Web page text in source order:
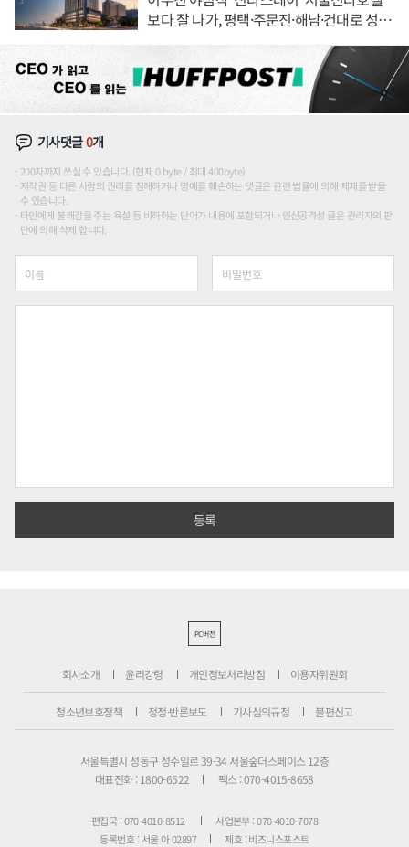
보다 잘 나가, 평택·주문진·해남·건대로 성
기사댓글0개
200자까지 쓰실 수 있습니다. (현재 0 byte / 최대 400byte)
저작권 등 다른 사람의 권리를 침해하거나 명예를 훼손하는 댓글은 관련 법률에 의해 제재를 받을
수 있습니다.
타인에게 불쾌감을 주는 욕설 등 비하하는 단어가 내용에 포함되거나 인신공격성 글은 관리자의 판
단에 의해 삭제 합니다.
PC버전
회사소개 윤리강령 개인정보처리방침 이용자위원회
청소년보호정책 정정·반론보도 기사심의규정 불편신고
서울특별시 성동구 성수일로 39-34 서울숲더스페이스 12층
대표전화 : 1800-6522
팩스 : 070-4015-8658
편집국 : 070-4010-8512
사업본부 : 070-4010-7078
등록번호 : 서울 아 02897
제호 : 비즈니스포스트